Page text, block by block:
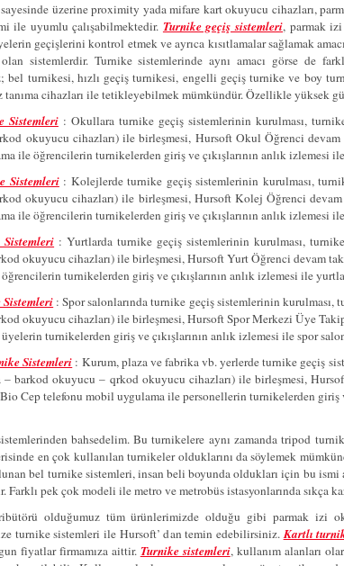
sayesinde üzerine proximity yada mifare kart okuyucu cihazları,
ile uyumlu çalışabilmektedir. Turnike geçiş sistemleri, parmak
geçişlerini kontrol etmek ve ayrıca kısıtlamalar sağlamak
olan sistemlerdir. Turnike sistemlerinde aynı amacı görse de
bel turnikesi, hızlı geçiş turnikesi, engelli geçiş turnike ve boy
tanıma cihazları ile tetikleyebilmek mümkündür. Özellikle yüksek
Sistemleri: Okullara turnike geçiş sistemlerinin kurulması,
okuyucu cihazları) ile birleşmesi, Hursoft Okul Öğrenci
ile öğrencilerin turnikelerden giriş ve çıkışlarının anlık izlemesi
Sistemleri: Kolejlerde turnike geçiş sistemlerinin kurulması,
okuyucu cihazları) ile birleşmesi, Hursoft Kolej Öğrenci
ile öğrencilerin turnikelerden giriş ve çıkışlarının anlık izlemesi
: Yurtlarda turnike geçiş sistemlerinin kurulması,
okuyucu cihazları) ile birleşmesi, Hursoft Yurt Öğrenci devam
turnikelerden giriş ve çıkışlarının anlık izlemesi ile
Sistemleri : Spor salonlarında turnike geçiş sistemlerinin
okuyucu cihazları) ile birleşmesi, Hursoft Spor Merkezi Üye
turnikelerden giriş ve çıkışlarının anlık izlemesi ile spor
Sistemleri : Kurum, plaza ve fabrika vb. yerlerde turnike geçiş
– barkod okuyucu – qrkod okuyucu cihazları) ile birleşmesi,
Cep telefonu mobil uygulama ile personellerin turnikelerden giriş
bahsedelim. Bu turnikelere aynı zamanda tripod
en çok kullanılan turnikeler olduklarını da söylemek
bel turnike sistemleri, insan beli boyunda oldukları için bu
Farklı pek çok modeli ile metro ve metrobüs istasyonlarında
olduğumuz tüm ürünlerimizde olduğu gibi parmak izi
turnike sistemleri ile Hursoft’ dan temin edebilirsiniz.Kartlı
fiyatlar firmamıza aittir. Turnike sistemleri, kullanım alanları